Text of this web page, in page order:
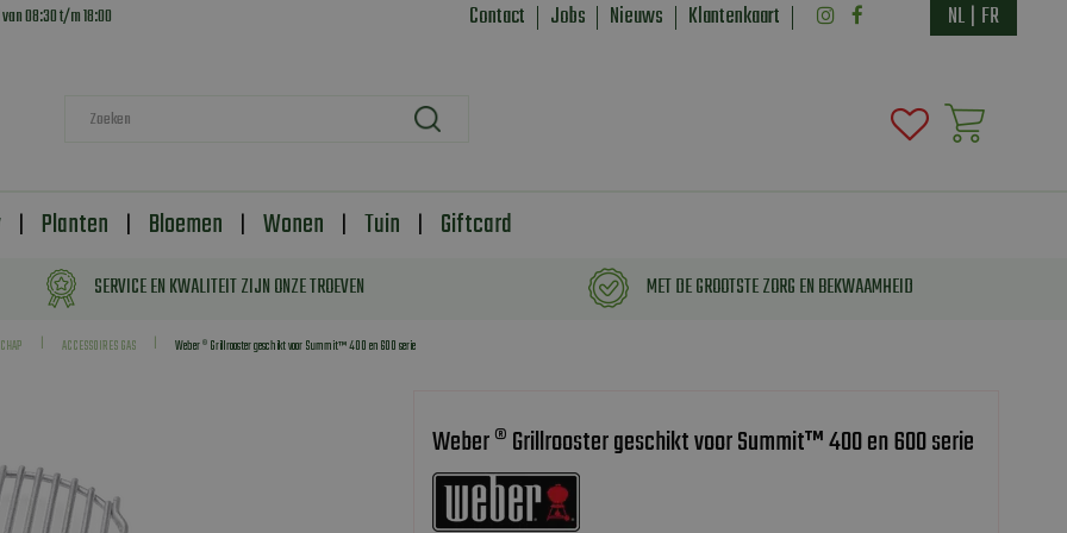
SERVICE EN KWALITEIT ZIJN ONZE TROEVEN MET DE GROOTSTE ZORG EN BEKWAAMHEID
ACCESSOIRES GAS Weber ® Grillrooster geschikt voor Summit™ 400 en 600 serie
08:30t/m18:00 Contact Jobs Nieuws Klantenkaart NL | FR
Planten Bloemen Wonen Tuin Giftcard
Weber ® Grillrooster geschikt voor Summit™ 400 en 600 serie